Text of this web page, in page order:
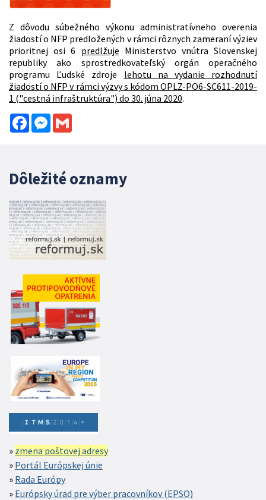
Z dôvodu súbežného výkonu administratívneho overenia
žiadostí o NFP predložených v rámci rôznych zameraní výziev
prioritnej osi 6 predlžuje Ministerstvo vnútra Slovenskej
republiky ako sprostredkovateľský orgán operačného
programu Ľudské zdroje lehotu na vydanie rozhodnutí
žiadostí o NFP v rámci výzvy s kódom OPLZ-PO6-SC611-2019-
1 ("cestná infraštruktúra") do 30. júna 2020.
FacebookMessenger
Dôležité oznamy
zmena poštovej adresy
Portál Európskej únie
Rada Európy
Európsky úrad pre výber pracovníkov (EPSO)